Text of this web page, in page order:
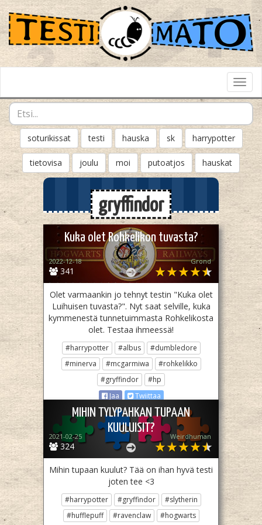
soturikissat testi hauska sk harrypotter
tietovisa joulu moi putoatjos hauskat
gryffindor
Kuka olet Rohkelikon tuvasta?
341
2022-12-18 Grond
Olet varmaankin jo tehnyt testin "Kuka olet
Luihuisen tuvasta?". Nyt saat selville, kuka
kymmenestä tunnetuimmasta Rohkelikosta
olet. Testaa ihmeessä!
#harrypotter #albus
#dumbledore
#minerva
#mcgarmiwa
#rohkelikko
#gryffindor
#hp
Jaa
Twiittaa
MIHIN TYLYPAHKAN TUPAAN
KUULUISIT?
324
2021-02-25 Weirdhuman
Mihin tupaan kuulut? Tää on ihan hyvä testi
joten tee <3
#harrypotter #gryffindor
#slytherin
#hufflepuff
#ravenclaw #hogwarts